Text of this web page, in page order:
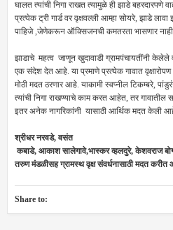
घालत त्यांची निगा राखत त्यामुळे ही झाडे
प्रत्येक ट्री गार्ड वर वृक्षवल्ली आम्हा सोयरे, झाडे
पाहिजे ,जेणेकरून ऑक्सिजनची कमतरता भासणार
झाडाचे महत्व जाणून खुदावाडी ग्रामपंचायतींनी केलेले
एक संदेश देत आहे. या प्रमाणे प्रत्येक गावात वृक्षारोपण
मोठी मदत ठरणार आहे. याकामी स्वप्नील टिकम्बरे,
त्यांची निगा राखण्याचे काम करत आहेत, तर गावातील
इतर अनेक नागरिकांनी यासाठी आर्थिक मदत केली
श्रीधर नरवडे, वसंत
कबाडे, आकाश सालेगावे,भास्कर व्हलदुरे, केशवराज
तरुण मंडळीसह ग्रामस्थ वृक्ष संवर्धनासाठी मदत
Share to: